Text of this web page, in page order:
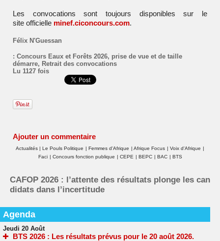
Les convocations sont toujours disponibles sur le
site officielle minef.ciconcours.com.
Félix N'Guessan
: Concours Eaux et Forêts 2026, prise de vue et de taille
démarre, Retrait des convocations
Lu 1127 fois
Ajouter un commentaire
Actualités | Le Pouls Politique | Femmes d'Afrique | Afrique Focus | Voix d'Afrique |
Faci | Concours fonction publique | CEPE | BEPC | BAC | BTS
CAFOP 2026 : l’attente des résultats plonge les can
didats dans l’incertitude
Agenda
Jeudi 20 Août
BTS 2026 : Les résultats prévus pour le 20 août 2026.